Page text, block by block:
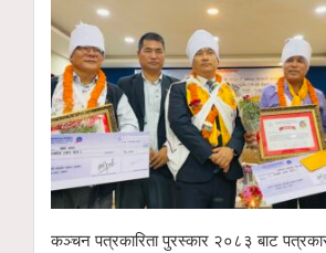
कञ्चन पत्रकारिता पुरस्कार २०८३ बाट